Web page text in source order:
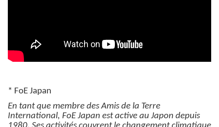
* FoE Japan
En tant que membre des Amis de la Terre
International, FoE Japan est active au Japon depuis